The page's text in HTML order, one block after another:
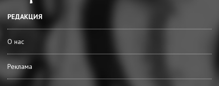
РЕДАКЦИЯ
О нас
Реклама